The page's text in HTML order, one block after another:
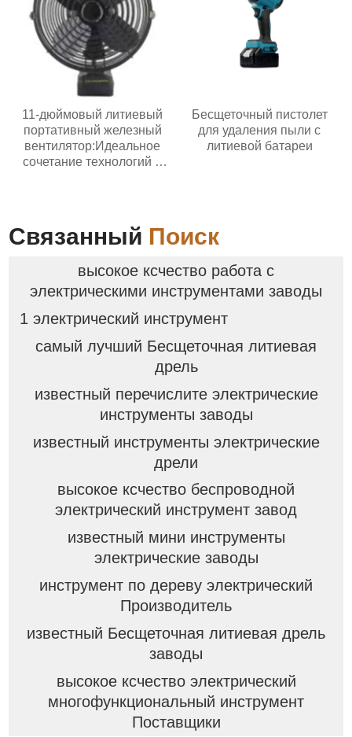
11-дюймовый литиевый
портативный железный
вентилятор:Идеальное
сочетание технологий и
Бесщеточный пистолет
для удаления пыли с
литиевой батареи
Связанный Поиск
высокое ксчество работа с
электрическими инструментами заводы
1 электрический инструмент
самый лучший Бесщеточная литиевая
дрель
известный перечислите электрические
инструменты заводы
известный инструменты электрические
дрели
высокое ксчество беспроводной
электрический инструмент завод
известный мини инструменты
электрические заводы
инструмент по дереву электрический
Производитель
известный Бесщеточная литиевая дрель
заводы
высокое ксчество электрический
многофункциональный инструмент
Поставщики